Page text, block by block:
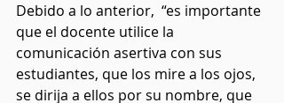
Debido a lo anterior,  “es importante
que el docente utilice la
comunicación asertiva con sus
estudiantes, que los mire a los ojos,
se dirija a ellos por su nombre, que